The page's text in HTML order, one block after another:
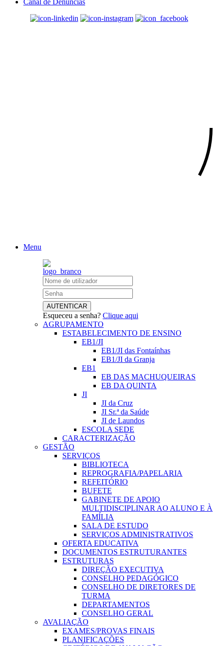
Canal de Denúncias
Menu
Esqueceu a senha? Clique aqui
AGRUPAMENTO
ESTABELECIMENTO DE ENSINO
EB1/JI
EB1/JI das Fontaínhas
EB1/JI da Granja
EB1
EB DAS MACHUQUEIRAS
EB DA QUINTA
JI
JI da Cruz
JI Sr.ª da Saúde
JI de Laundos
ESCOLA SEDE
CARACTERIZAÇÃO
GESTÃO
SERVIÇOS
BIBLIOTECA
REPROGRAFIA/PAPELARIA
REFEITÓRIO
BUFETE
GABINETE DE APOIO
MULTIDISCIPLINAR AO ALUNO E À
FAMÍLIA
SALA DE ESTUDO
SERVIÇOS ADMINISTRATIVOS
OFERTA EDUCATIVA
DOCUMENTOS ESTRUTURANTES
ESTRUTURAS
DIREÇÃO EXECUTIVA
CONSELHO PEDAGÓGICO
CONSELHO DE DIRETORES DE
TURMA
DEPARTAMENTOS
CONSELHO GERAL
AVALIAÇÃO
EXAMES/PROVAS FINAIS
PLANIFICAÇÕES